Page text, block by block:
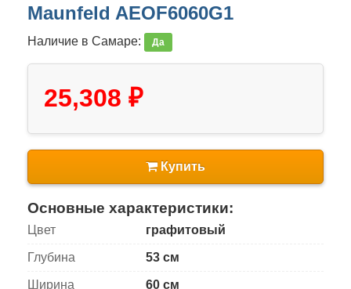
Maunfeld AEOF6060G1
Наличие в Самаре: Да
25,308 ₽
Купить
Основные характеристики:
Цвет графитовый
Глубина 53 см
Ширина 60 см